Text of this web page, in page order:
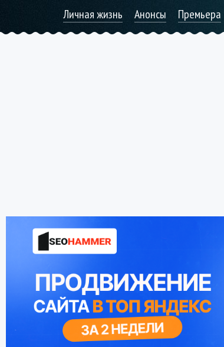
Личная жизнь Анонсы Премьера